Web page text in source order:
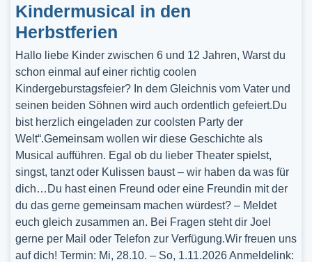
Kindermusical in den
Herbstferien
Hallo liebe Kinder zwischen 6 und 12 Jahren, Warst du
schon einmal auf einer richtig coolen
Kindergeburstagsfeier? In dem Gleichnis vom Vater und
seinen beiden Söhnen wird auch ordentlich gefeiert.Du
bist herzlich eingeladen zur coolsten Party der
Welt“.Gemeinsam wollen wir diese Geschichte als
Musical aufführen. Egal ob du lieber Theater spielst,
singst, tanzt oder Kulissen baust – wir haben da was für
dich…Du hast einen Freund oder eine Freundin mit der
du das gerne gemeinsam machen würdest? – Meldet
euch gleich zusammen an. Bei Fragen steht dir Joel
gerne per Mail oder Telefon zur Verfügung.Wir freuen uns
auf dich! Termin: Mi, 28.10. – So, 1.11.2026 Anmeldelink: